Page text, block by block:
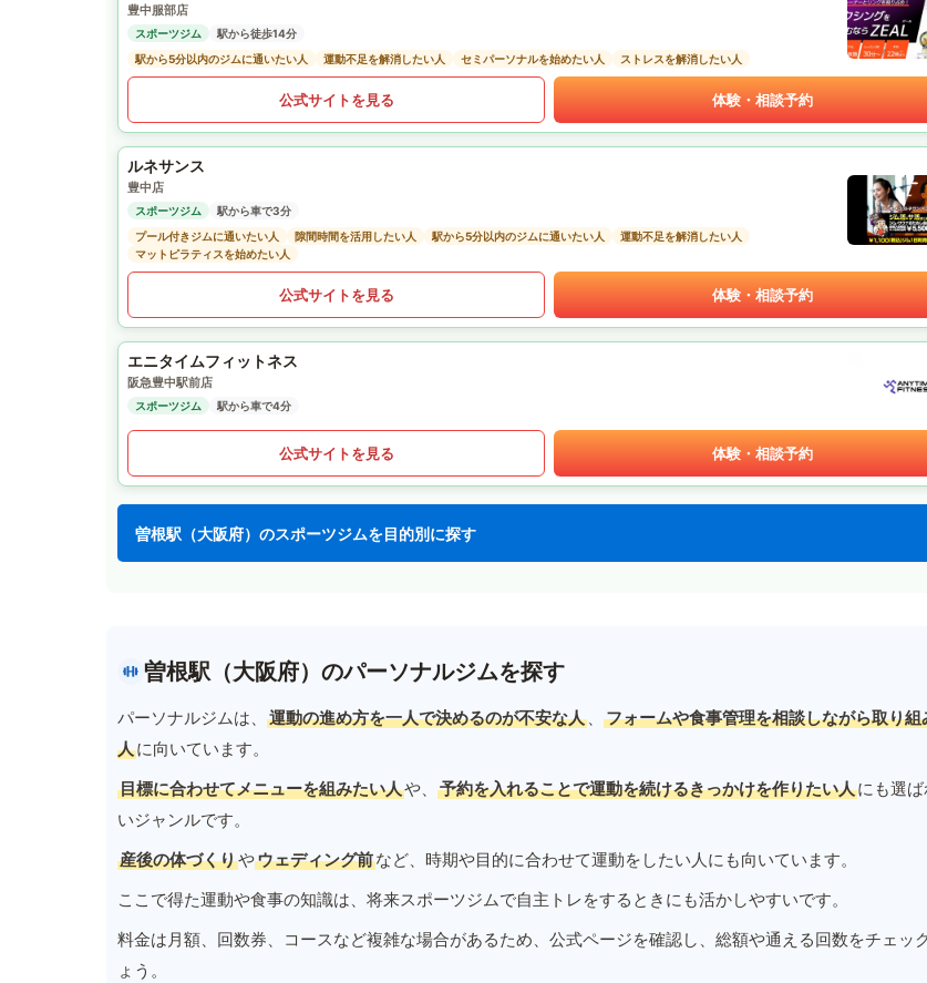
豊中服部店
スポーツジム
駅から徒歩14分
駅から5分以内のジムに通いたい人
運動不足を解消したい人 セミパーソナルを始めたい人 ストレスを解消したい人
公式サイトを見る 体験・相談予約
ルネサンス
豊中店
スポーツジム
駅から車で3分
プール付きジムに通いたい人
隙間時間を活用したい人 駅から5分以内のジムに通いたい人
運動不足を解消したい人
マットピラティスを始めたい人
公式サイトを見る 体験・相談予約
エニタイムフィットネス
阪急豊中駅前店
スポーツジム 駅から車で4分
公式サイトを見る 体験・相談予約
曽根駅（大阪府）のスポーツジムを目的別に探す
曽根駅（大阪府）のパーソナルジムを探す
パーソナルジムは、 運動の進め方を一人で決めるのが不安な人 、
フォームや食事管理を相談しながら取り組
人に向いています。
目標に合わせてメニューを組みたい人や、 予約を入れることで運動を続けるきっかけを作りたい人にも選
いジャンルです。
産後の体づくりやウェディング前など、時期や目的に合わせて運動をしたい人にも向いています。
ここで得た運動や食事の知識は、将来スポーツジムで自主トレをするときにも活かしやすいです。
料金は月額、回数券、コースなど複雑な場合があるため、公式ページを確認し、総額や通える回数をチェッ
ょう。